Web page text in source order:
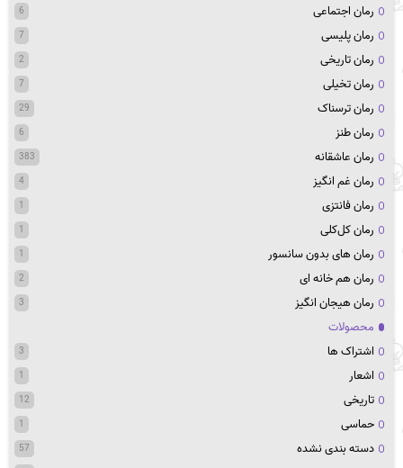
رمان اجتماعی 6
رمان پلیسی 7
رمان تاریخی 2
رمان تخیلی 7
رمان ترسناک 29
رمان طنز 6
رمان عاشقانه 383
رمان غم انگیز 4
رمان فانتزی 1
رمان کل‌کلی 1
رمان های بدون سانسور 1
رمان هم خانه ای 2
رمان هیجان انگیز 3
محصولات
اشتراک ها
3
اشعار 1
تاریخی 12
حماسی 1
دسته بندی نشده 57